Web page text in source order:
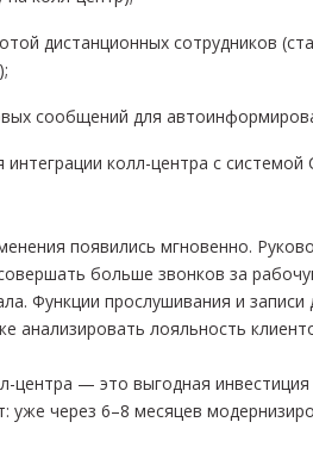
дистанционных сотрудников
сообщений для
интеграции колл-центра с
появились мгновенно.
больше звонков за
Функции прослушивания и
анализировать лояльность
центра — это выгодная
уже через 6–8 месяцев